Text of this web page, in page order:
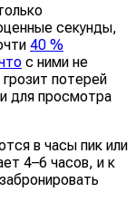
секунды,
40 %
с ними не
потерей
для просмотра
в часы пик или
4–6 часов, и к